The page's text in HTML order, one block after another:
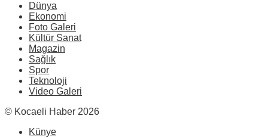
Dünya
Ekonomi
Foto Galeri
Kültür Sanat
Magazin
Sağlık
Spor
Teknoloji
Video Galeri
© Kocaeli Haber 2026
Künye